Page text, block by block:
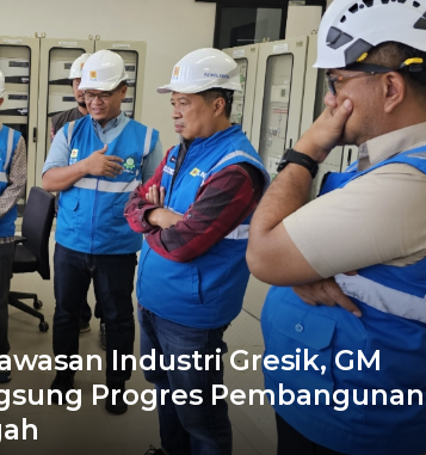
Industri Gresik, GM
Progres Pembangunan